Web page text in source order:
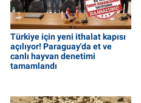
Türkiye için yeni ithalat kapısı
açılıyor! Paraguay'da et ve
canlı hayvan denetimi
tamamlandı